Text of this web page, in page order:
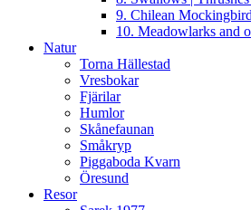
9. Chilean
10. Meadowlarks and
Natur
Torna Hällestad
Vresbokar
Fjärilar
Humlor
Skånefaunan
Småkryp
Piggaboda Kvarn
Öresund
Resor